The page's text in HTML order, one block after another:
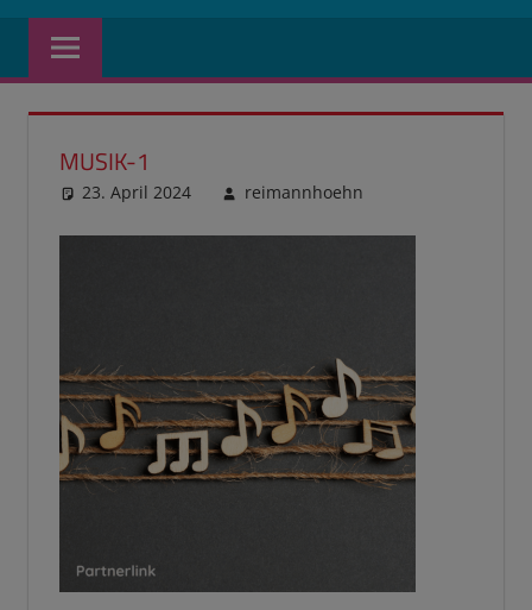
MUSIK-1
23. April 2024 reimannhoehn